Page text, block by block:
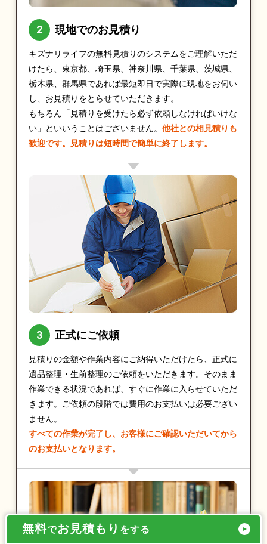
現地でのお見積り
キズナリライフの無料見積りのシステムをご理解いただ
けたら、東京都、埼玉県、神奈川県、千葉県、茨城県、
栃木県、群馬県であれば最短即日で実際に現地をお伺い
し、お見積りをとらせていただきます。
もちろん「見積りを受けたら必ず依頼しなければいけな
い」といいうことはございません。 他社との相見積りも
歓迎です。見積りは短時間で簡単に終了します。
正式にご依頼
見積りの金額や作業内容にご納得いただけたら、正式に
遺品整理・生前整理のご依頼をいただきます。そのまま
作業できる状況であれば、すぐに作業に入らせていただ
きます。ご依頼の段階では費用のお支払いは必要ござい
ません。
すべての作業が完了し、お客様にご確認いただいてから
のお支払いとなります。
無料でお見積もり をする